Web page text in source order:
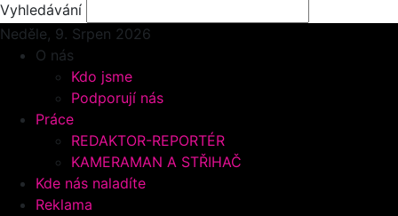
Vyhledávání
Neděle, 9. Srpen 2026
O nás
Kdo jsme
Podporují nás
Práce
REDAKTOR-REPORTÉR
KAMERAMAN A STŘIHAČ
Kde nás naladíte
Reklama